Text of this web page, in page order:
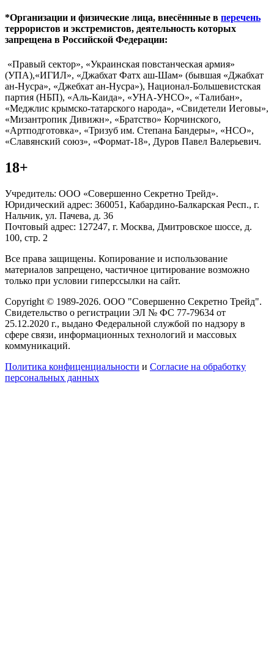
*Организации и физические лица, внесённные в перечень
террористов и экстремистов, деятельность которых
запрещена в Российской Федерации:
«Правый сектор», «Украинская повстанческая армия»
(УПА),«ИГИЛ», «Джабхат Фатх аш-Шам» (бывшая «Джабхат
ан-Нусра», «Джебхат ан-Нусра»), Национал-Большевистская
партия (НБП), «Аль-Каида», «УНА-УНСО», «Талибан»,
«Меджлис крымско-татарского народа», «Свидетели Иеговы»,
«Мизантропик Дивижн», «Братство» Корчинского,
«Артподготовка», «Тризуб им. Степана Бандеры», «НСО»,
«Славянский союз», «Формат-18», Дуров Павел Валерьевич.
18+
Учредитель: ООО «Совершенно Секретно Трейд».
Юридический адрес: 360051, Кабардино-Балкарская Респ., г.
Нальчик, ул. Пачева, д. 36
Почтовый адрес: 127247, г. Москва, Дмитровское шоссе, д.
100, стр. 2
Все права защищены. Копирование и использование
материалов запрещено, частичное цитирование возможно
только при условии гиперссылки на сайт.
Copyright © 1989-2026. ООО "Совершенно Секретно Трейд".
Свидетельство о регистрации ЭЛ № ФС 77-79634 от
25.12.2020 г., выдано Федеральной службой по надзору в
сфере связи, информационных технологий и массовых
коммуникаций.
Политика конфиценциальности и Согласие на обработку
персональных данных